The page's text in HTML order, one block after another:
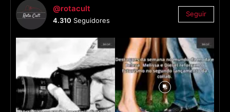
@rotacult
4.310 Seguidores
Seguir